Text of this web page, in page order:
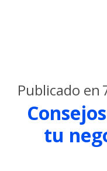
Publicado en
tu